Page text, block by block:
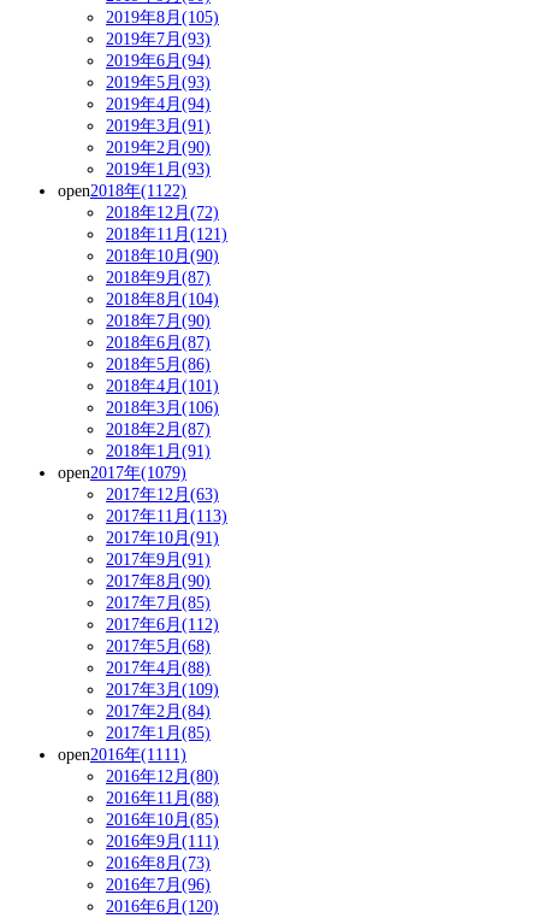
2019年8月(105)
2019年7月(93)
2019年6月(94)
2019年5月(93)
2019年4月(94)
2019年3月(91)
2019年2月(90)
2019年1月(93)
open2018年(1122)
2018年12月(72)
2018年11月(121)
2018年10月(90)
2018年9月(87)
2018年8月(104)
2018年7月(90)
2018年6月(87)
2018年5月(86)
2018年4月(101)
2018年3月(106)
2018年2月(87)
2018年1月(91)
open2017年(1079)
2017年12月(63)
2017年11月(113)
2017年10月(91)
2017年9月(91)
2017年8月(90)
2017年7月(85)
2017年6月(112)
2017年5月(68)
2017年4月(88)
2017年3月(109)
2017年2月(84)
2017年1月(85)
open2016年(1111)
2016年12月(80)
2016年11月(88)
2016年10月(85)
2016年9月(111)
2016年8月(73)
2016年7月(96)
2016年6月(120)